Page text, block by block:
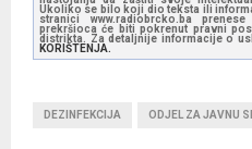
Ukoliko se bilo koji dio teksta ili
stranici www.radiobrcko.ba
prekršioca će biti pokrenut pravni
distrikta. Za detaljnije informacije o
KORIŠTENJA.
DEZINFEKCIJA ODJEL ZA JAVNU